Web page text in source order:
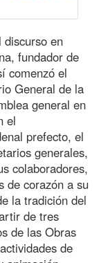
discurso en
fundador de
comenzó el
General de la
general en
el
prefecto, el
generales,
colaboradores,
de corazón a su
la tradición del
de tres
de las Obras
de